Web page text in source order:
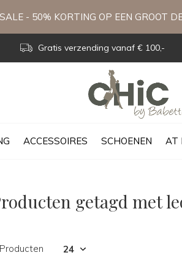
ACCESSOIRES SCHOENEN AT
Gratis verzending vanaf € 100,-
- 50% KORTING OP EEN GROOT
getagd met